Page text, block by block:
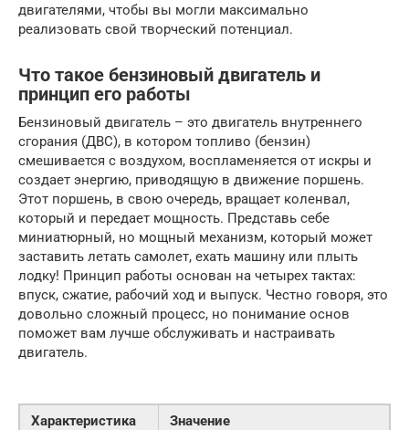
двигателями, чтобы вы могли максимально
реализовать свой творческий потенциал.
Что такое бензиновый двигатель и
принцип его работы
Бензиновый двигатель – это двигатель внутреннего
сгорания (ДВС), в котором топливо (бензин)
смешивается с воздухом, воспламеняется от искры и
создает энергию, приводящую в движение поршень.
Этот поршень, в свою очередь, вращает коленвал,
который и передает мощность. Представь себе
миниатюрный, но мощный механизм, который может
заставить летать самолет, ехать машину или плыть
лодку! Принцип работы основан на четырех тактах:
впуск, сжатие, рабочий ход и выпуск. Честно говоря, это
довольно сложный процесс, но понимание основ
поможет вам лучше обслуживать и настраивать
двигатель.
Характеристика
Значение